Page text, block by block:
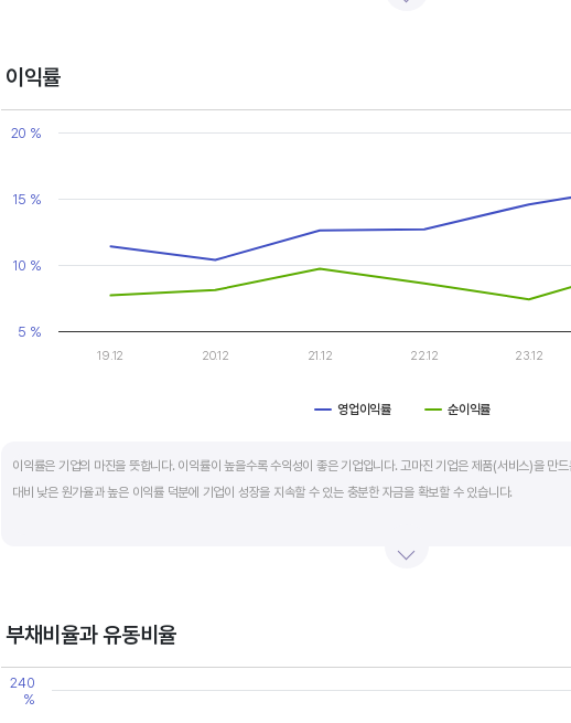
매출액, 영업이익, 순이익 모두 우상향 하는 기업은 주가도 꾸준히 상승합니다. 주가 상승의 출발점이 꾸준한 매출액
이익률
Chart
Line chart with 2 lines.
The chart has 1 Y axis displaying values. Data ranges from 7.4 to 15.88.
영업이익률 순이익률
19.12 20.12 21.12 22.12 23.12
5 %
10 %
15 %
20 %
이익률은 기업의 마진을 뜻합니다. 이익률이 높을수록 수익성이 좋은 기업입니다. 고마진 기업은 제품(서비스)을 만
대비 낮은 원가율과 높은 이익률 덕분에 기업이 성장을 지속할 수 있는 충분한 자금을 확보할 수 있습니다.
부채비율과 유동비율
Chart
Line chart with 2 lines.
View as data table, Chart
240
%